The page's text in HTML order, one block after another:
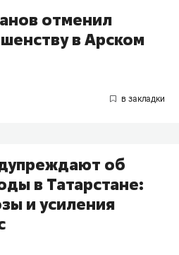
отменил
в Арском
об
в Татарстане:
и усиления